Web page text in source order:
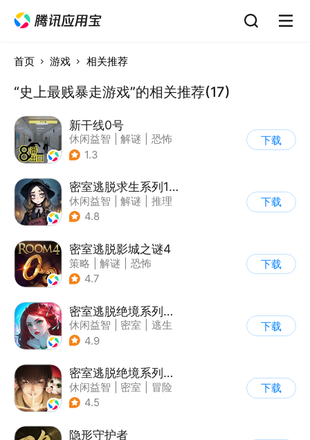
首页 游戏 相关推荐
“史上最贱暴走游戏”的相关推荐(17)
新干线0号
休闲益智 解谜
恐怖
| 写实
1.3
下载
密室逃脱求生系列1极地冒险
休闲益智 解谜
推理
| 密室逃脱
4.8
下载
密室逃脱影城之谜4
策略 解谜
恐怖
| 密室逃脱
4.7
下载
密室逃脱绝境系列4迷失森林
休闲益智 密室
逃生
| 密室逃脱
4.9
下载
密室逃脱绝境系列3画仙奇缘
休闲益智 密室
冒险
| 密室逃脱
4.5
下载
隐形守护者